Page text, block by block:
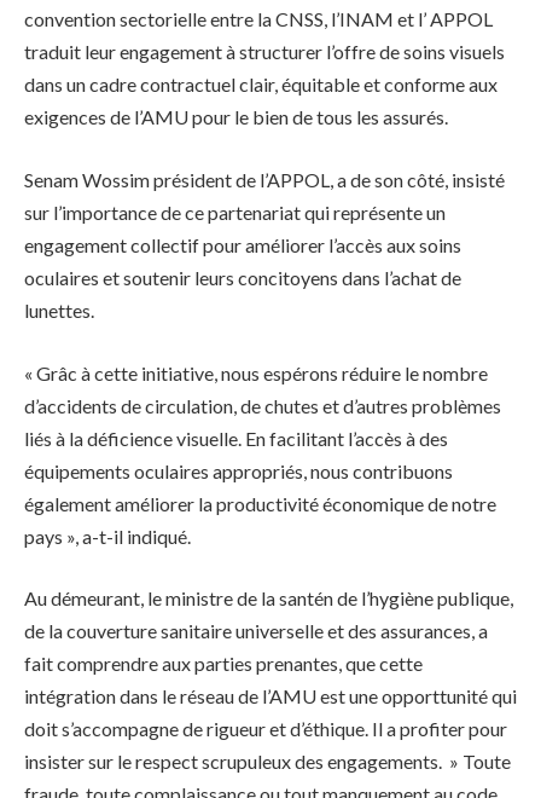
convention sectorielle entre la CNSS, l’INAM et l’ APPOL
traduit leur engagement à structurer l’offre de soins visuels
dans un cadre contractuel clair, équitable et conforme aux
exigences de l’AMU pour le bien de tous les assurés.
Senam Wossim président de l’APPOL, a de son côté, insisté
sur l’importance de ce partenariat qui représente un
engagement collectif pour améliorer l’accès aux soins
oculaires et soutenir leurs concitoyens dans l’achat de
lunettes.
« Grâc à cette initiative, nous espérons réduire le nombre
d’accidents de circulation, de chutes et d’autres problèmes
liés à la déficience visuelle. En facilitant l’accès à des
équipements oculaires appropriés, nous contribuons
également améliorer la productivité économique de notre
pays », a-t-il indiqué.
Au démeurant, le ministre de la santén de l’hygiène publique,
de la couverture sanitaire universelle et des assurances, a
fait comprendre aux parties prenantes, que cette
intégration dans le réseau de l’AMU est une opporttunité qui
doit s’accompagne de rigueur et d’éthique. Il a profiter pour
insister sur le respect scrupuleux des engagements. » Toute